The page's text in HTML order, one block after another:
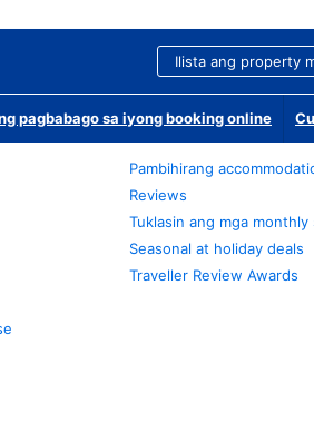
Ilista ang property
pagbabago sa iyong booking online
Pambihirang
Reviews
Tuklasin ang mga monthly
Seasonal at holiday deals
Traveller Review Awards